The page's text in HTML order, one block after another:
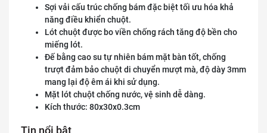
Sợi vải cấu trúc chống bám đặc biệt tối ưu hóa khả
năng điều khiển chuột.
Lót chuột được bo viền chống rách tăng độ bền cho
miếng lót.
Đế bằng cao su tự nhiên bám mặt bàn tốt, chống
trượt đảm bảo chuột di chuyển mượt mà, độ dày 3mm
mang lại độ êm ái khi sử dụng.
Mặt lót chuột chống nước, vệ sinh dễ dàng.
Kích thước: 80x30x0.3cm
Tin nổi bật